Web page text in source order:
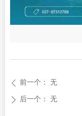
ꄴ 前一个： 无
ꄲ 后一个： 无